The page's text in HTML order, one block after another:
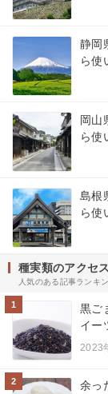
静岡
ら使
岡山
ら使
島根
ら使
種実類のアクセ
人気のある記事ランキ
1
黒ご
イー
2023
2
余っ